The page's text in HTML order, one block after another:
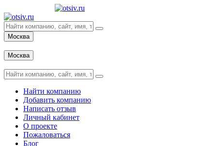
Москва
Москва
Найти компанию
Добавить компанию
Написать отзыв
Личный кабинет
О проекте
Пожаловаться
Блог